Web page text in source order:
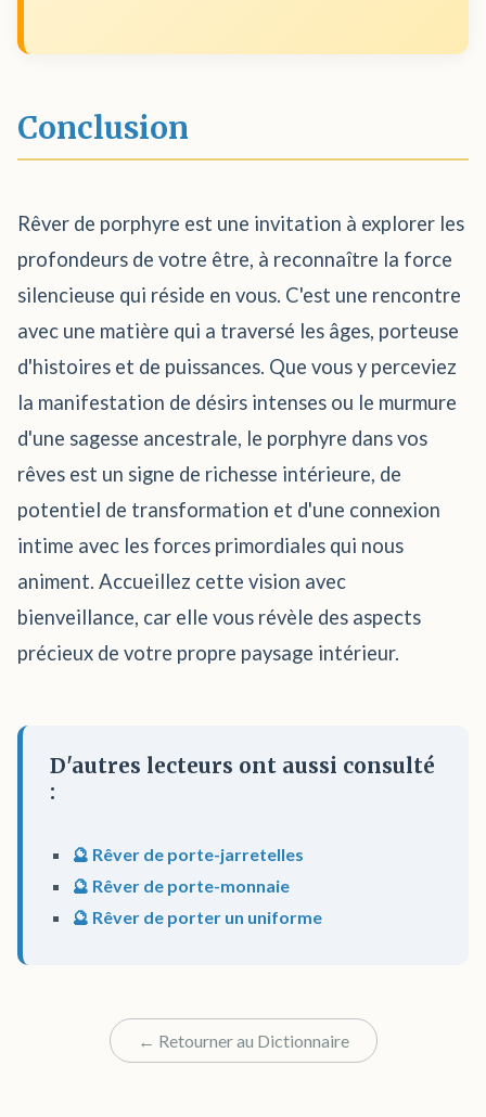
Conclusion
Rêver de porphyre est une invitation à explorer les
profondeurs de votre être, à reconnaître la force
silencieuse qui réside en vous. C'est une rencontre
avec une matière qui a traversé les âges, porteuse
d'histoires et de puissances. Que vous y perceviez
la manifestation de désirs intenses ou le murmure
d'une sagesse ancestrale, le porphyre dans vos
rêves est un signe de richesse intérieure, de
potentiel de transformation et d'une connexion
intime avec les forces primordiales qui nous
animent. Accueillez cette vision avec
bienveillance, car elle vous révèle des aspects
précieux de votre propre paysage intérieur.
D'autres lecteurs ont aussi consulté
:
🔮 Rêver de porte-jarretelles
🔮 Rêver de porte-monnaie
🔮 Rêver de porter un uniforme
← Retourner au Dictionnaire